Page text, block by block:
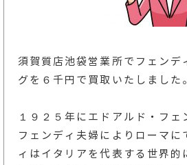
須賀質店池袋営業所でフェンデ
グを６千円で買取いたしました。
１９２５年にエドアルド・フェ
フェンディ夫婦によりローマに
ィはイタリアを代表する世界的